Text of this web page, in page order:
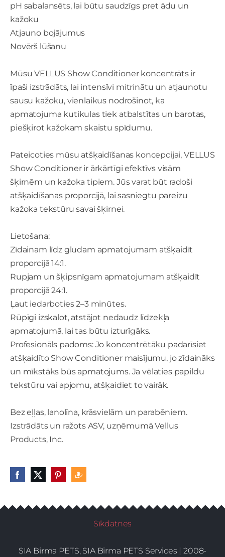
pH sabalansēts, lai būtu saudzīgs pret ādu un
kažoku
Atjauno bojājumus
Novērš lūšanu
Mūsu VELLUS Show Conditioner koncentrāts ir
īpaši izstrādāts, lai intensīvi mitrinātu un atjaunotu
sausu kažoku, vienlaikus nodrošinot, ka
apmatojuma kutikulas tiek atbalstītas un barotas,
piešķirot kažokam skaistu spīdumu.
Pateicoties mūsu atšķaidīšanas koncepcijai, VELLUS
Show Conditioner ir ārkārtīgi efektīvs visām
šķirnēm un kažoka tipiem. Jūs varat būt radoši
atšķaidīšanas proporcijā, lai sasniegtu pareizu
kažoka tekstūru savai šķirnei.
Lietošana:
Zīdainam līdz gludam apmatojumam atšķaidīt
proporcijā 14:1.
Rupjam un šķipsnīgam apmatojumam atšķaidīt
proporcijā 24:1.
Ļaut iedarboties 2–3 minūtes.
Rūpīgi izskalot, atstājot nedaudz līdzekļa
apmatojumā, lai tas būtu izturīgāks.
Profesionāls padoms: Jo koncentrētāku padarīsiet
atšķaidīto Show Conditioner maisījumu, jo zīdaināks
un mīkstāks būs apmatojums. Ja vēlaties papildu
tekstūru vai apjomu, atšķaidiet to vairāk.
Bez eļļas, lanolīna, krāsvielām un parabēniem.
Izstrādāts un ražots ASV, uzņēmumā Vellus
Products, Inc.
Sīkdatnes
SIA Birma PETS, SIA Birma PETS Services | 2008-